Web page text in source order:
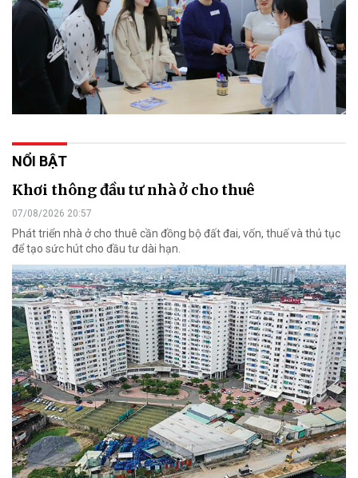
NỔI BẬT
Khơi thông đầu tư nhà ở cho thuê
07/08/2026 20:57
Phát triển nhà ở cho thuê cần đồng bộ đất đai, vốn, thuế và thủ tục
để tạo sức hút cho đầu tư dài hạn.